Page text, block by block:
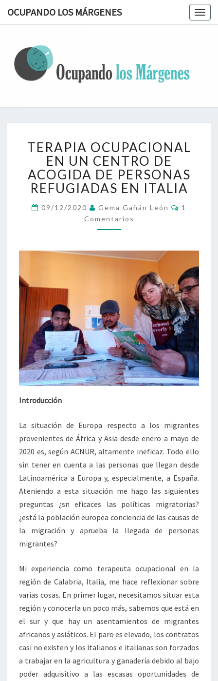
OCUPANDO LOS MÁRGENES
Terapia
Ocupacional
OCUPACIONAL
EN
UN
CENTRO
DE
DE
PERSONAS
REFUGIADAS
ITALIA
TERAPIA OCUPACIONAL
EN UN CENTRO DE
ACOGIDA DE PERSONAS
REFUGIADAS EN ITALIA
09/12/2020 Gema Gañán León
1
Comentarios
Introducción
La situación de Europa respecto a los migrantes
provenientes de África y Asia desde enero a mayo de
2020 es, según ACNUR, altamente ineficaz. Todo ello
sin tener en cuenta a las personas que llegan desde
Latinoamérica a Europa y, especialmente, a España.
Ateniendo a esta situación me hago las siguientes
preguntas ¿sn eficaces las políticas migratorias?
¿está la población europea conciencia de las causas de
la migración y aprueba la llegada de personas
migrantes?
Mi experiencia como terapeuta ocupacional en la
región de Calabria, Italia, me hace reflexionar sobre
varias cosas. En primer lugar, necesitamos situar esta
región y conocerla un poco más, sabemos que está en
el sur y que hay un asentamientos de migrantes
africanos y asiáticos. El paro es elevado, los contratos
casi no existen y los italianos e italianas son forzados
a trabajar en la agricultura y ganadería debido al bajo
poder adquisitivo a las escasas oportunidades de